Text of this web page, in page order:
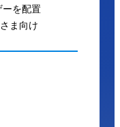
ーを配置
ま向け